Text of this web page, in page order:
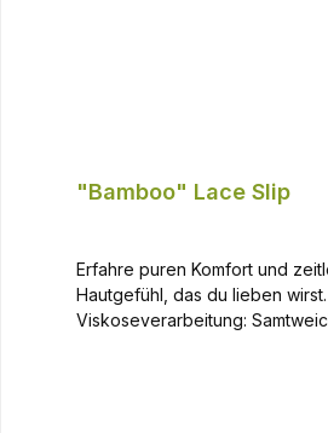
"Bamboo" Lace Slip
Erfahre puren Komfort und
Hautgefühl, das du lieben
Viskoseverarbeitung: Samtweiche, fließende Qualität Atmungsaktiv, feuchtigkeitsregulierend und geruchshemmend Hautfreundlich Entdecke jetzt das natürliche Wohlfühlen in unserer